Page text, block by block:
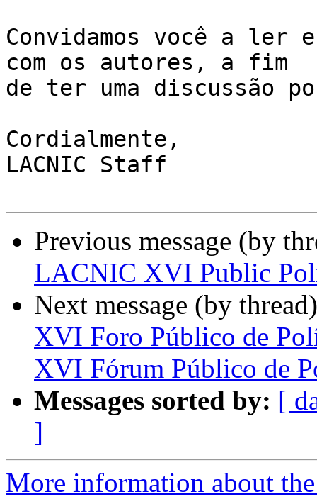
Convidamos você a
com os autores, a fim
de ter uma discussão
Cordialmente,
LACNIC Staff
Previous message (by
LACNIC XVI Public
Next message (by
XVI Foro Público de
XVI Fórum Público de
Messages sorted by: [
]
More information about